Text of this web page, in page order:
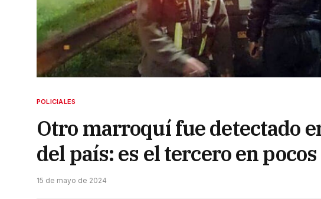
POLICIALES
Otro marroquí fue detectado
del país: es el tercero en
15 de mayo de 2024